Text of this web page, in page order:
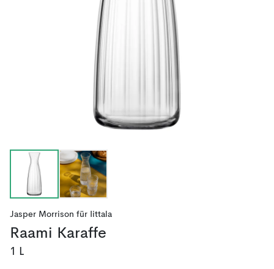
Jasper Morrison für Iittala
Raami Karaffe
1 L